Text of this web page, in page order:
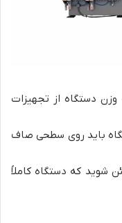
دستگاه از تجهیزات
باید روی سطحی صاف
شوید که دستگاه کاملاً